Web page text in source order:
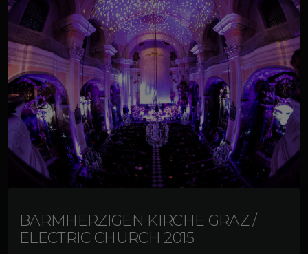
BARMHERZIGEN KIRCHE GRAZ /
ELECTRIC CHURCH 2015